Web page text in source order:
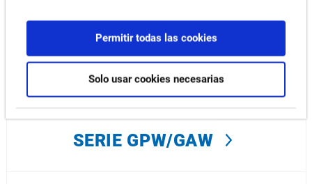
Permitir todas las cookies
Solo usar cookies necesarias
SERIE GPW/GAW